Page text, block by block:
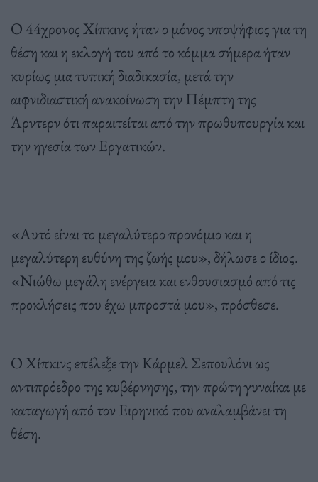
Ο 44χρονος Χίπκινς ήταν ο μόνος υποψήφιος για τη
θέση και η εκλογή του από το κόμμα σήμερα ήταν
κυρίως μια τυπική διαδικασία, μετά την
αιφνιδιαστική ανακοίνωση την Πέμπτη της
Άρντερν ότι παραιτείται από την πρωθυπουργία και
την ηγεσία των Εργατικών.
«Αυτό είναι το μεγαλύτερο προνόμιο και η
μεγαλύτερη ευθύνη της ζωής μου», δήλωσε ο ίδιος.
«Νιώθω μεγάλη ενέργεια και ενθουσιασμό από τις
προκλήσεις που έχω μπροστά μου», πρόσθεσε.
Ο Χίπκινς επέλεξε την Κάρμελ Σεπουλόνι ως
αντιπρόεδρο της κυβέρνησης, την πρώτη γυναίκα με
καταγωγή από τον Ειρηνικό που αναλαμβάνει τη
θέση.